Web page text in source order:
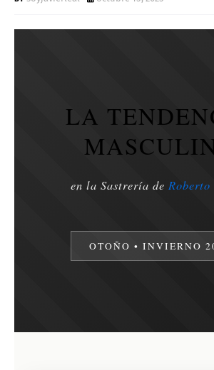
LA
en la Sastrería de
OTOÑO • INVIERNO